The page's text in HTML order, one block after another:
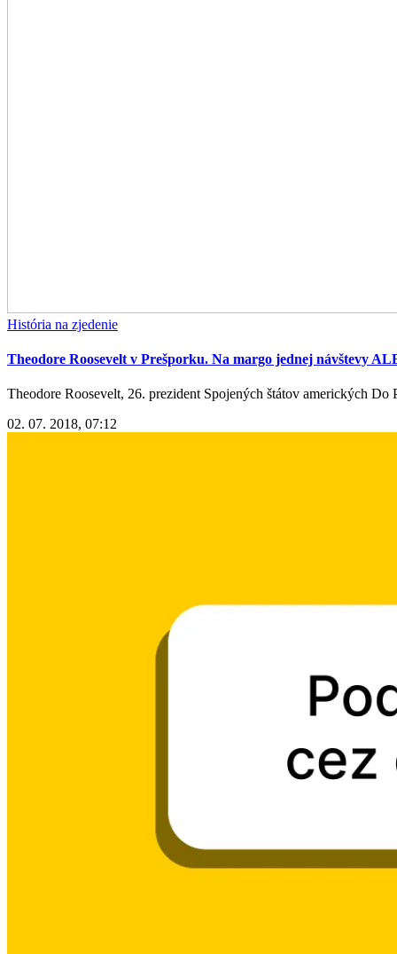
História na zjedenie
Theodore Roosevelt v Prešporku. Na margo jednej návštevy
Theodore Roosevelt, 26. prezident Spojených štátov amerických
02. 07. 2018, 07:12